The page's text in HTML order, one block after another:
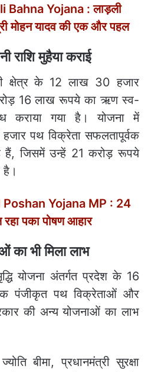
Bahna Yojana : लाड़ली
मोहन यादव की एक और पहल
राशि मुहैया कराई
क्षेत्र के 12 लाख 30 हजार
16 लाख रूपये का ऋण स्व-
कराया गया है। योजना में
पथ विक्रेता सफलतापूर्वक
जिसमें उन्हें 21 करोड़ रूपये
Poshan Yojana MP : 24
रहा पका पोषण आहार
का भी मिला लाभ
योजना अंतर्गत प्रदेश के 16
पंजीकृत पथ विक्रेताओं और
की अन्य योजनाओं का लाभ
बीमा, प्रधानमंत्री सुरक्षा